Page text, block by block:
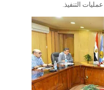
التنفيذ.